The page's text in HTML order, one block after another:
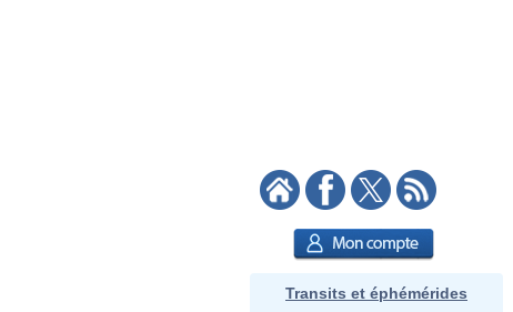
Transits et éphémérides